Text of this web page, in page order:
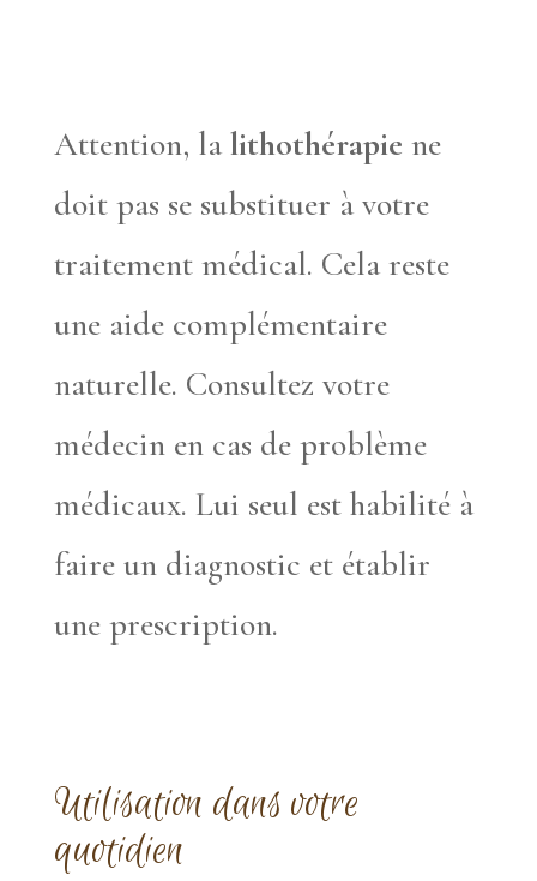
Attention, la lithothérapie ne
doit pas se substituer à votre
traitement médical. Cela reste
une aide complémentaire
naturelle. Consultez votre
médecin en cas de problème
médicaux. Lui seul est habilité à
faire un diagnostic et établir
une prescription.
Utilisation dans votre
quotidien